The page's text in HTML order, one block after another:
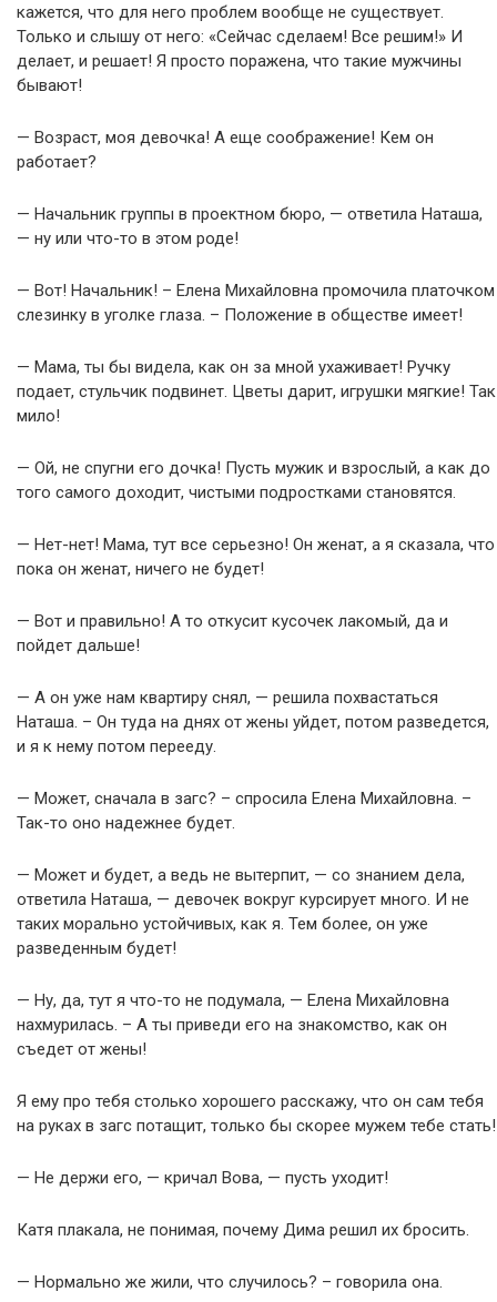
кажется, что для него проблем вообще не существует.
Только и слышу от него: «Сейчас сделаем! Все решим!» И
делает, и решает! Я просто поражена, что такие мужчины
бывают!
— Возраст, моя девочка! А еще соображение! Кем он
работает?
— Начальник группы в проектном бюро, — ответила Наташа,
— ну или что-то в этом роде!
— Вот! Начальник! – Елена Михайловна промочила платочком
слезинку в уголке глаза. – Положение в обществе имеет!
— Мама, ты бы видела, как он за мной ухаживает! Ручку
подает, стульчик подвинет. Цветы дарит, игрушки мягкие! Так
мило!
— Ой, не спугни его дочка! Пусть мужик и взрослый, а как до
того самого доходит, чистыми подростками становятся.
— Нет-нет! Мама, тут все серьезно! Он женат, а я сказала, что
пока он женат, ничего не будет!
— Вот и правильно! А то откусит кусочек лакомый, да и
пойдет дальше!
— А он уже нам квартиру снял, — решила похвастаться
Наташа. – Он туда на днях от жены уйдет, потом разведется,
и я к нему потом перееду.
— Может, сначала в загс? – спросила Елена Михайловна. –
Так-то оно надежнее будет.
— Может и будет, а ведь не вытерпит, — со знанием дела,
ответила Наташа, — девочек вокруг курсирует много. И не
таких морально устойчивых, как я. Тем более, он уже
разведенным будет!
— Ну, да, тут я что-то не подумала, — Елена Михайловна
нахмурилась. – А ты приведи его на знакомство, как он
съедет от жены!
Я ему про тебя столько хорошего расскажу, что он сам тебя
на руках в загс потащит, только бы скорее мужем тебе стать!
— Не держи его, — кричал Вова, — пусть уходит!
Катя плакала, не понимая, почему Дима решил их бросить.
— Нормально же жили, что случилось? – говорила она.